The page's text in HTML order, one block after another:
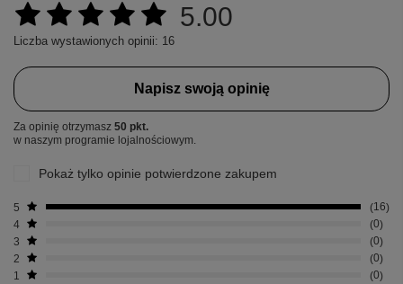
5.00
Liczba wystawionych opinii: 16
Napisz swoją opinię
Za opinię otrzymasz 50 pkt.
w naszym programie lojalnościowym.
Pokaż tylko opinie potwierdzone zakupem
5
16
4
0
3
0
2
0
1
0